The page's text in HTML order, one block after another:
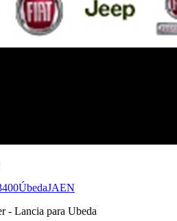
ÚbedaJAEN
- Lancia para Ubeda